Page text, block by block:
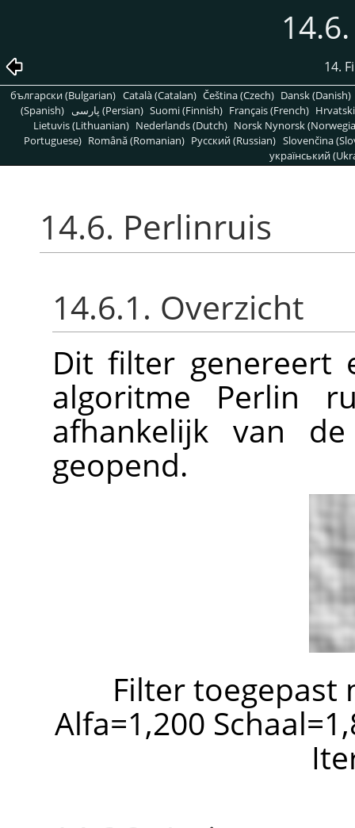
14.
български (Bulgarian) Català (Catalan) Čeština (Czech) Dansk (Danish)
(Spanish)
پارسی (Persian) Suomi (Finnish) Français (French)
Lietuvis (Lithuanian) Nederlands (Dutch) Norsk Nynorsk
Portuguese) Română (Romanian) Pусский (Russian) Slovenčina
український
14.6. Perlinruis
14.6.1. Overzicht
Dit filter genereert
algoritme Perlin
afhankelijk van
geopend.
Filter toegepast
Alfa=1,200